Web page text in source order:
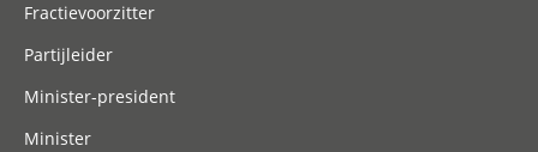
Fractievoorzitter
Partijleider
Minister-president
Minister